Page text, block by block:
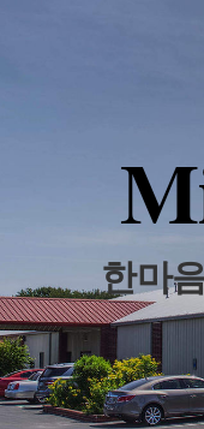
한마